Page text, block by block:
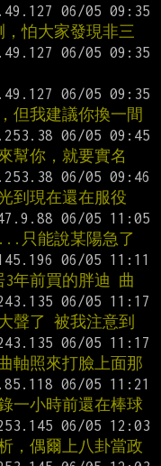
怕大家發現非三
但我建議你換一間
幫你，就要實名
到現在還在服役
只能說某陽急了
年前買的胖迪 曲
聲了 被我注意到
軸照來打臉上面那
一小時前還在棒球
，偶爾上八卦當政